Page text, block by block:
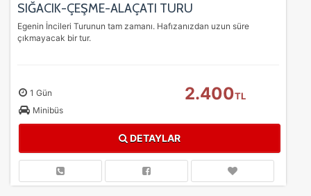
SIĞACIK-ÇEŞME-ALAÇATI TURU
Egenin İncileri Turunun tam zamanı. Hafızanızdan uzun süre
çıkmayacak bir tur.
1 Gün
Minibüs
2.400TL
DETAYLAR